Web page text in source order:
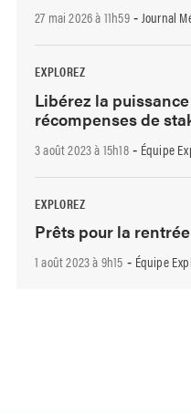
27 mai 2026 à 11h59- Journal
EXPLOREZ
Libérez la
récompenses de
3 août 2023 à 15h18- Équipe
EXPLOREZ
Prêts pour la
1 août 2023 à 9h15 - Équipe